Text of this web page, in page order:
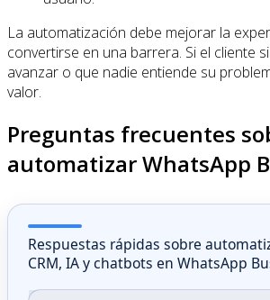
La automatización debe mejorar la
convertirse en una barrera. Si el cliente
avanzar o que nadie entiende su
valor.
Preguntas frecuentes
automatizar WhatsApp
Respuestas rápidas sobre
CRM, IA y chatbots en WhatsApp